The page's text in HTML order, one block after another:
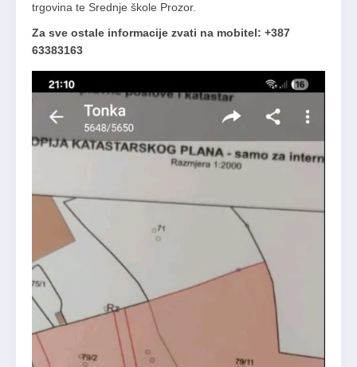
trgovina te Srednje škole Prozor.
Za sve ostale informacije zvati na mobitel: +387
63383163